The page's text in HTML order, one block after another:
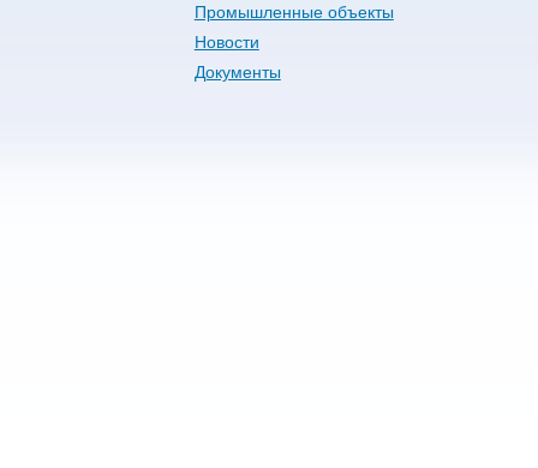
Промышленные объекты
Новости
Документы